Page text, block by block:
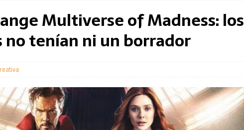
Multiverse of Madness: los
tenían ni un borrador